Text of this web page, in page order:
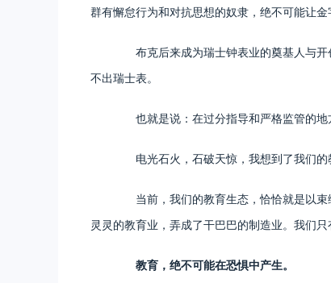
群有懈怠行为和对抗思想的奴隶，绝不可能让
布克后来成为瑞士钟表业的奠基人与开
不出瑞士表。
也就是说：在过分指导和严格监管的地
电光石火，石破天惊，我想到了我们的
当前，我们的教育生态，恰恰就是以束
灵灵的教育业，弄成了干巴巴的制造业。我们
教育，绝不可能在恐惧中产生。